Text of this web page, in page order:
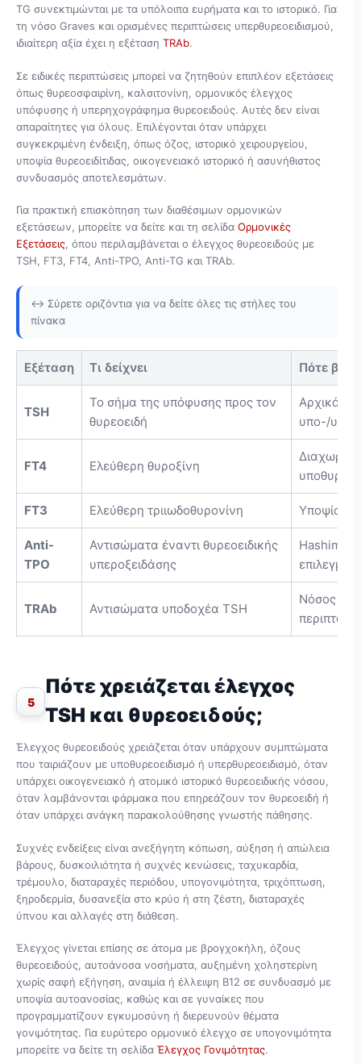
TG συνεκτιμώνται με τα υπόλοιπα ευρήματα και το ιστορικό. Για
τη νόσο Graves και ορισμένες περιπτώσεις υπερθυρεοειδισμού,
ιδιαίτερη αξία έχει η εξέταση TRAb.
Σε ειδικές περιπτώσεις μπορεί να ζητηθούν επιπλέον εξετάσεις
όπως θυρεοσφαιρίνη, καλσιτονίνη, ορμονικός έλεγχος
υπόφυσης ή υπερηχογράφημα θυρεοειδούς. Αυτές δεν είναι
απαραίτητες για όλους. Επιλέγονται όταν υπάρχει
συγκεκριμένη ένδειξη, όπως όζος, ιστορικό χειρουργείου,
υποψία θυρεοειδίτιδας, οικογενειακό ιστορικό ή ασυνήθιστος
συνδυασμός αποτελεσμάτων.
Για πρακτική επισκόπηση των διαθέσιμων ορμονικών
εξετάσεων, μπορείτε να δείτε και τη σελίδα Ορμονικές
Εξετάσεις, όπου περιλαμβάνεται ο έλεγχος θυρεοειδούς με
TSH, FT3, FT4, Anti-TPO, Anti-TG και TRAb.
↔️ Σύρετε οριζόντια για να δείτε όλες τις στήλες του
πίνακα
Εξέταση Τι δείχνει Πότε
TSH
Το σήμα της υπόφυσης προς τον
θυρεοειδή
Αρχικός
υπο-/
FT4 Ελεύθερη θυροξίνη
FT3 Ελεύθερη τριιωδοθυρονίνη Υποψία
Anti-
TPO
Αντισώματα έναντι θυρεοειδικής
υπεροξειδάσης
TRAb Αντισώματα υποδοχέα TSH
Νόσος
5
Πότε χρειάζεται έλεγχος
TSH και θυρεοειδούς;
Έλεγχος θυρεοειδούς χρειάζεται όταν υπάρχουν συμπτώματα
που ταιριάζουν με υποθυρεοειδισμό ή υπερθυρεοειδισμό, όταν
υπάρχει οικογενειακό ή ατομικό ιστορικό θυρεοειδικής νόσου,
όταν λαμβάνονται φάρμακα που επηρεάζουν τον θυρεοειδή ή
όταν υπάρχει ανάγκη παρακολούθησης γνωστής πάθησης.
Συχνές ενδείξεις είναι ανεξήγητη κόπωση, αύξηση ή απώλεια
βάρους, δυσκοιλιότητα ή συχνές κενώσεις, ταχυκαρδία,
τρέμουλο, διαταραχές περιόδου, υπογονιμότητα, τριχόπτωση,
ξηροδερμία, δυσανεξία στο κρύο ή στη ζέστη, διαταραχές
ύπνου και αλλαγές στη διάθεση.
Έλεγχος γίνεται επίσης σε άτομα με βρογχοκήλη, όζους
θυρεοειδούς, αυτοάνοσα νοσήματα, αυξημένη χοληστερίνη
χωρίς σαφή εξήγηση, αναιμία ή έλλειψη Β12 σε συνδυασμό με
υποψία αυτοανοσίας, καθώς και σε γυναίκες που
προγραμματίζουν εγκυμοσύνη ή διερευνούν θέματα
γονιμότητας. Για ευρύτερο ορμονικό έλεγχο σε υπογονιμότητα
μπορείτε να δείτε τη σελίδα Έλεγχος Γονιμότητας.